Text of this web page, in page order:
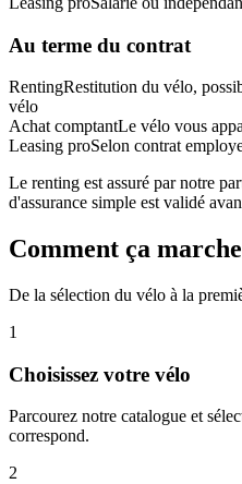
Au terme du contrat
RentingRestitution du vélo,
vélo
Achat comptantLe vélo vous
Leasing proSelon contrat
Le renting est assuré par notre
d'assurance simple est validé
Comment ça marche
De la sélection du vélo à la
1
Choisissez votre vélo
Parcourez notre catalogue et
correspond.
2